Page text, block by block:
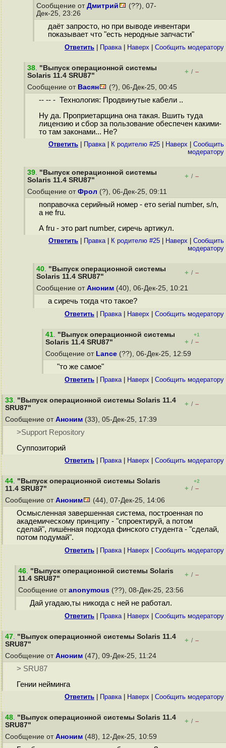
Сообщение от Дмитрий
(??), 07-
Дек-25, 23:26
даёт запросто, но при выводе инвентари
показывает что "есть неродные запчасти"
Ответить Правка| Наверх Cообщить модератору
38. "Выпуск операционной системы
Solaris 11.4 SRU87"
+ / –
Сообщение от Васян (?), 06-Дек-25, 00:45
-- -- - Технология: Продвинутые кабели ..
Ну да. Проприетарщина она такая. Вшить туда
лицензию и сбор за пользование обеспечен какими-
то там законами... Не?
Ответить Правка| К родителю #25 Наверх
Cообщить
модератору
39. "Выпуск операционной системы
Solaris 11.4 SRU87"
+ / –
Сообщение от Фрол (?), 06-Дек-25, 09:11
поправочка серийный номер - ето serial number, s/n,
а не fru.
А fru - это part number, сиречь артикул.
Ответить Правка| К родителю #25 Наверх
Cообщить
модератору
40. "Выпуск операционной системы
Solaris 11.4 SRU87"
+ / –
Сообщение от Аноним (40), 06-Дек-25, 10:21
а сиречь тогда что такое?
Ответить Правка| Наверх Cообщить модератору
41. "Выпуск операционной системы
Solaris 11.4 SRU87"
+1
+ / –
Сообщение от Lance (??), 06-Дек-25, 12:59
"то же самое"
Ответить Правка| Наверх Cообщить модератору
33. "Выпуск операционной системы Solaris 11.4
SRU87"
+ / –
Сообщение от Аноним (33), 05-Дек-25, 17:39
>Support Repository
Суппозиторий
Ответить Правка| Наверх Cообщить модератору
44. "Выпуск операционной системы Solaris
11.4 SRU87"
+2
+ / –
Сообщение от Аноним (44), 07-Дек-25, 14:06
Осмысленная завершенная система, построенная по
академическому принципу - "спроектируй, а потом
сделай", лишённая подхода финского студента - "сделай,
потом подумай".
Ответить Правка| Наверх Cообщить модератору
46. "Выпуск операционной системы Solaris
11.4 SRU87"
+ / –
Сообщение от anonymous (??), 08-Дек-25, 23:56
Дай угадаю,ты никогда с ней не работал.
Ответить Правка| Наверх Cообщить модератору
47. "Выпуск операционной системы Solaris 11.4
SRU87"
+ / –
Сообщение от Аноним (47), 09-Дек-25, 11:24
> SRU87
Гении нейминга
Ответить Правка| Наверх Cообщить модератору
48. "Выпуск операционной системы Solaris 11.4
SRU87"
+ / –
Сообщение от Аноним (48), 12-Дек-25, 10:59